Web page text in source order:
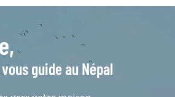
guide au Népal